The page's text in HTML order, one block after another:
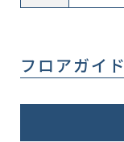
フロアガイド